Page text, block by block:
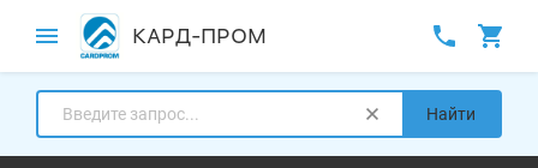
КАРД-ПРОМ
Найти